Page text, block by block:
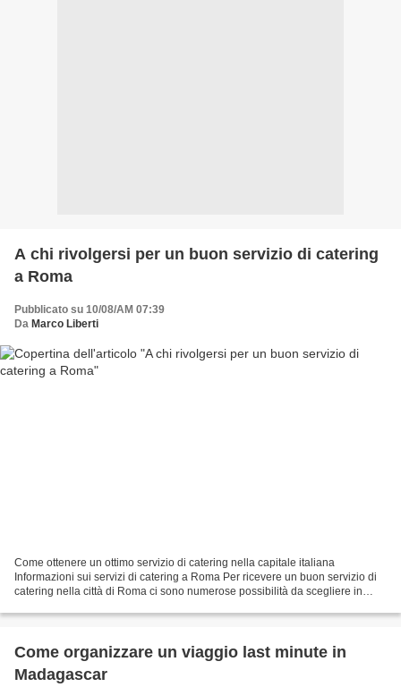
A chi rivolgersi per un buon servizio di catering
a Roma
Pubblicato su 10/08/AM 07:39
Da Marco Liberti
Come ottenere un ottimo servizio di catering nella capitale italiana
Informazioni sui servizi di catering a Roma Per ricevere un buon servizio di
catering nella città di Roma ci sono numerose possibilità da scegliere in
Come organizzare un viaggio last minute in
Madagascar